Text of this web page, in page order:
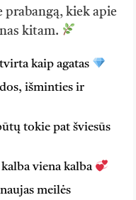
prabangą, kiek apie
kitam.
kaip agatas
išminties ir
tokie pat šviesūs
viena kalba
meilės